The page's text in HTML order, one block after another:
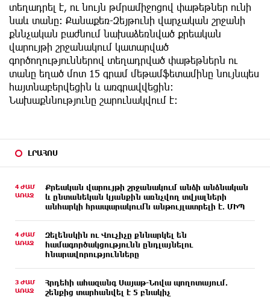
ԼՐԱՀՈՍ
4 ԺԱՄ
ԱՌԱՋ
Քրեական վարույթի շրջանակում անձի անձնական
և ընտանեկան կյանքին առնչվող տվյալների
անհարկի հրապարակումն անթույլատրելի է. ՄԻՊ
4 ԺԱՄ
ԱՌԱՋ
Զելենսկին ու Վուչիչը քննարկել են
համագործակցությունն ընդլայնելու
հնարավորությունները
3 ԺԱՄ
ԱՌԱՋ
Հրդեհի ահազանգ Սայաթ-Նովա պողոտայում.
շենքից տարհանվել է 5 բնակիչ
տեղադրել է, ու նույն թմրամիջոցով փաթեթներ ունի
նաև տանը։ Քանաքեռ-Զեյթունի վարչական շրջանի
քննչական բաժնում նախաձեռնված քրեական
վարույթի շրջանակում կատարված
գործողություններով տեղադրված փաթեթներն ու
տանը եղած մոտ 15 գրամ մեթամֆետամինը նույնպես
հայտնաբերվեցին և առգրավվեցին։
Նախաքննությունը շարունակվում է։